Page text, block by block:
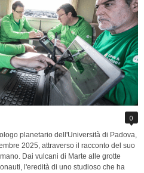
0
planetario dell'Università di Padova,
2025, attraverso il racconto del suo
Dai vulcani di Marte alle grotte
l'eredità di uno studioso che ha